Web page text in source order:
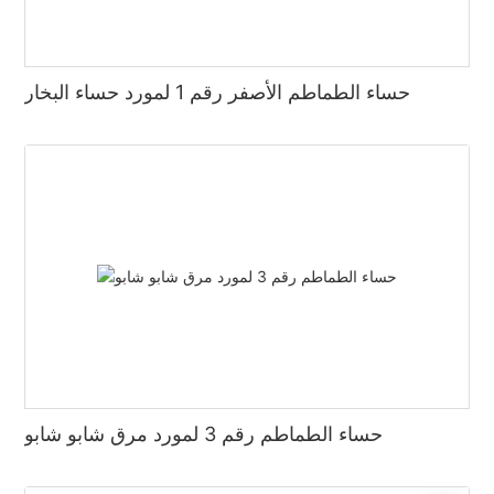
حساء الطماطم الأصفر رقم 1 لمورد حساء البخار
حساء الطماطم رقم 3 لمورد مرق شابو شابو